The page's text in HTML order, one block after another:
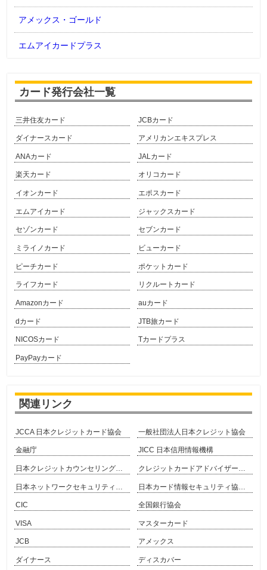
アメックス・ゴールド
エムアイカードプラス
カード発行会社一覧
三井住友カード JCBカード
ダイナースカード アメリカンエキスプレス
ANAカード JALカード
楽天カード オリコカード
イオンカード エポスカード
エムアイカード ジャックスカード
セゾンカード セブンカード
ミライノカード ビューカード
ピーチカード ポケットカード
ライフカード リクルートカード
Amazonカード auカード
dカード JTB旅カード
NICOSカード Tカードプラス
PayPayカード
関連リンク
JCCA 日本クレジットカード協会 一般社団法人日本クレジット協会
金融庁 JICC 日本信用情報機構
日本クレジットカウンセリング協会 クレジットカードアドバイザー協会
CIC 全国銀行協会
VISA マスターカード
JCB アメックス
ダイナース ディスカバー